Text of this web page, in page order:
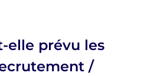
elle prévu les
/